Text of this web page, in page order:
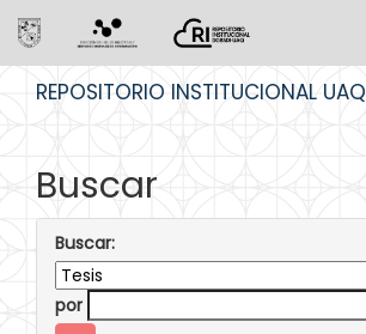
REPOSITORIO INSTITUCIONAL UAQ
Buscar
Buscar:
por